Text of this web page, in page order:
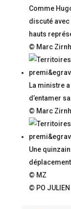
Comme
discuté
hauts
© Marc
La ministre
d’entamer
© Marc
Une
© MZ
© PO JULIEN